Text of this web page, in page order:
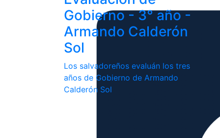
Gobierno - 3° año -
Armando Calderón
Sol
Los salvadoreños evaluán los tres
años de Gobierno de Armando
Calderón Sol